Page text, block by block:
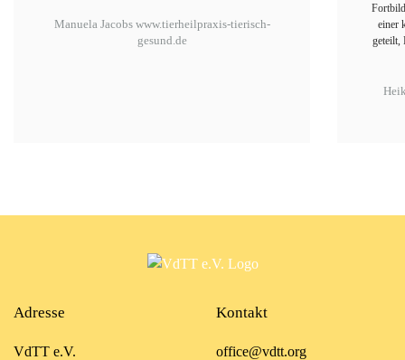
einer kollegialen Gemeinschaft, in der Erfahrungen
geteilt, Fragen offen diskutiert und neue Perspektiven
Adresse
VdTT e.V.
Kontakt
office@vdtt.org